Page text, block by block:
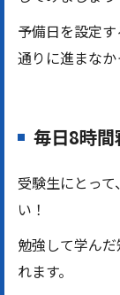
予備日を設定
通りに進まなか
毎日8時間
受験生にとっ
い！
勉強して学ん
れます。